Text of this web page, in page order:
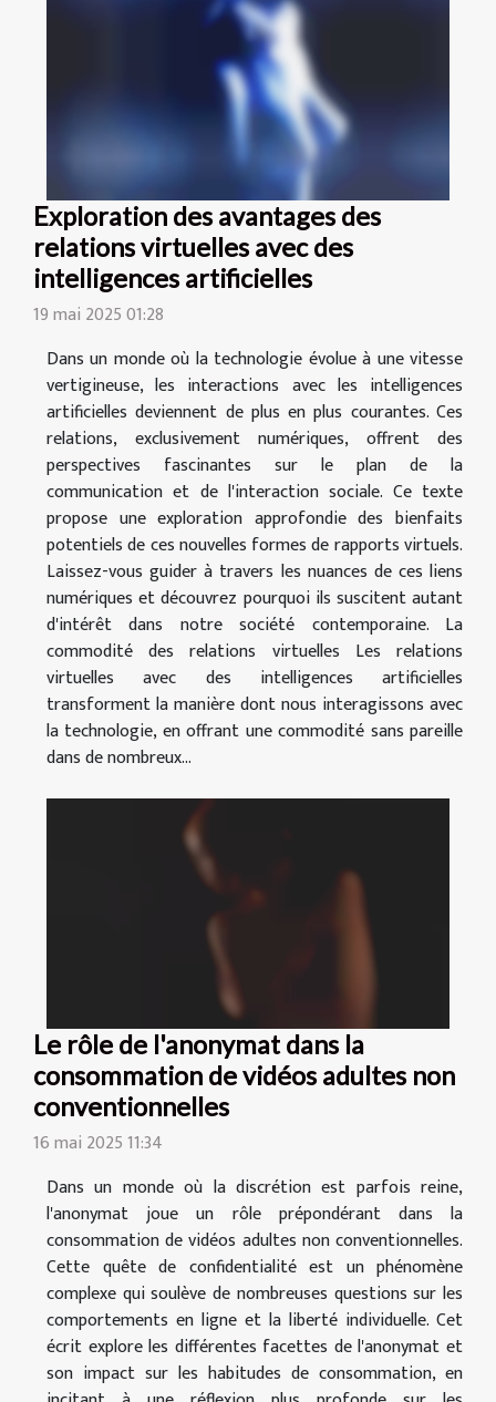
Exploration des avantages des
relations virtuelles avec des
intelligences artificielles
19 mai 2025 01:28
Dans un monde où la technologie évolue à une vitesse
vertigineuse, les interactions avec les intelligences
artificielles deviennent de plus en plus courantes. Ces
relations, exclusivement numériques, offrent des
perspectives fascinantes sur le plan de la
communication et de l'interaction sociale. Ce texte
propose une exploration approfondie des bienfaits
potentiels de ces nouvelles formes de rapports virtuels.
Laissez-vous guider à travers les nuances de ces liens
numériques et découvrez pourquoi ils suscitent autant
d'intérêt dans notre société contemporaine. La
commodité des relations virtuelles Les relations
virtuelles avec des intelligences artificielles
transforment la manière dont nous interagissons avec
la technologie, en offrant une commodité sans pareille
dans de nombreux...
Le rôle de l'anonymat dans la
consommation de vidéos adultes non
conventionnelles
16 mai 2025 11:34
Dans un monde où la discrétion est parfois reine,
l'anonymat joue un rôle prépondérant dans la
consommation de vidéos adultes non conventionnelles.
Cette quête de confidentialité est un phénomène
complexe qui soulève de nombreuses questions sur les
comportements en ligne et la liberté individuelle. Cet
écrit explore les différentes facettes de l'anonymat et
son impact sur les habitudes de consommation, en